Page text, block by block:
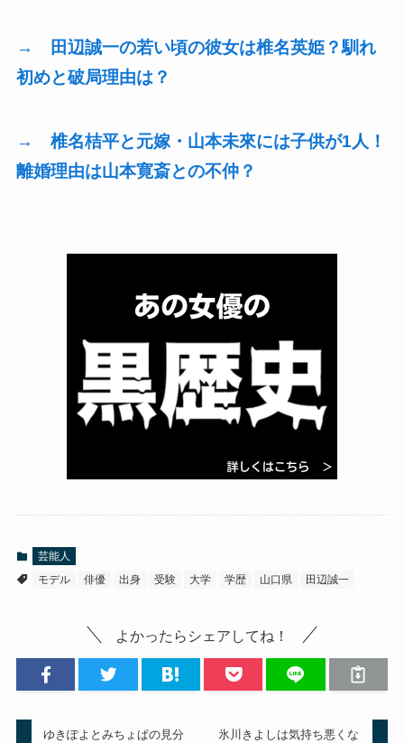
→ 田辺誠一の若い頃の彼女は椎名英姫？馴れ
初めと破局理由は？
→ 椎名桔平と元嫁・山本未來には子供が1人！
離婚理由は山本寛斎との不仲？
芸能人
モデル
俳優 出身 受験 大学 学歴 山口県 田辺誠一
よかったらシェアしてね！
ゆきぽよとみちょぱの見分
氷川きよしは気持ち悪くな